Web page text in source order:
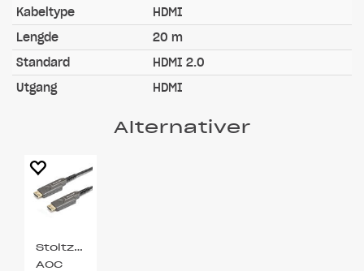
Kabeltype
HDMI
Lengde
20 m
Standard
HDMI 2.0
Utgang
HDMI
Alternativer
Stoltzen
AOC